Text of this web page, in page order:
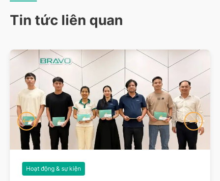
Tin tức liên quan
Hoạt động & sự kiện